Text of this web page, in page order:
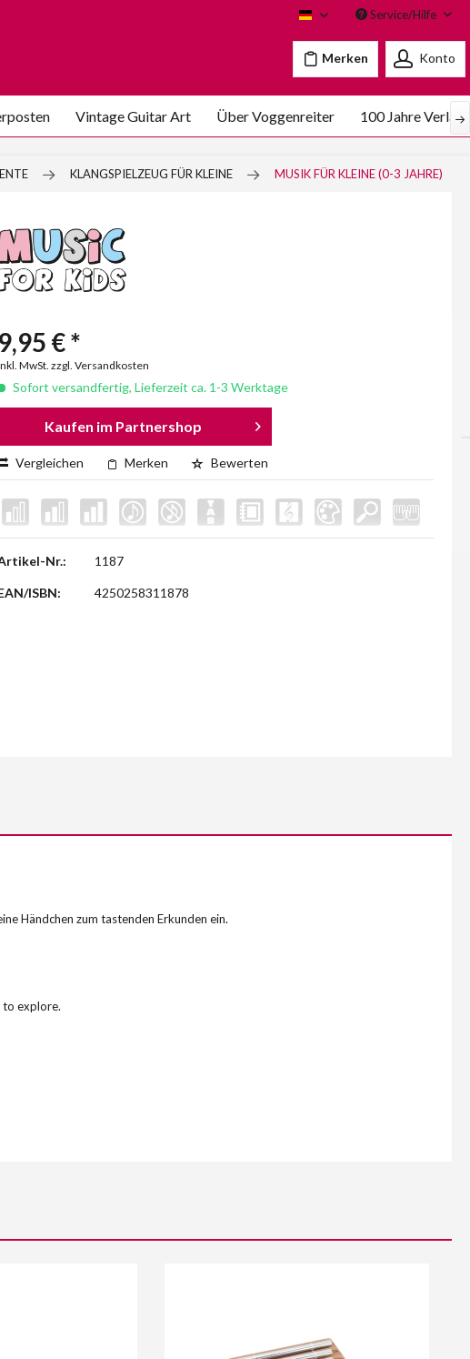
VoggenreiterService/Hilfe
Merken Konto
Vintage Guitar Art Über Voggenreiter 100 Jahre
KLANGSPIELZEUG FÜR KLEINE MUSIK FÜR KLEINE (0-3 JAHRE)
9,95 € *
MwSt. zzgl. Versandkosten
Sofort versandfertig, Lieferzeit ca. 1-3 Werktage
Kaufen im Partnershop
Vergleichen Merken Bewerten
Nr.: 1187
ISBN: 4250258311878
Händchen zum tastenden Erkunden ein.
to explore.